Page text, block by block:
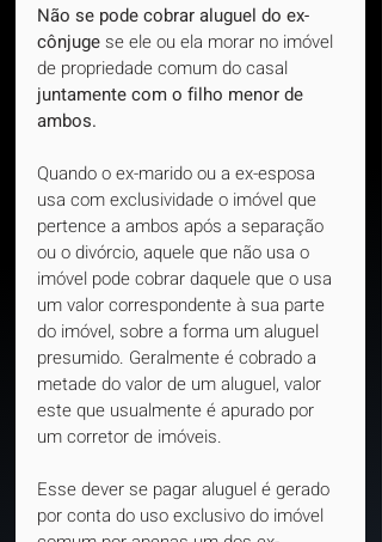
Não se pode cobrar aluguel do ex-
cônjuge se ele ou ela morar no imóvel
de propriedade comum do casal
juntamente com o filho menor de
ambos.
Quando o ex-marido ou a ex-esposa
usa com exclusividade o imóvel que
pertence a ambos após a separação
ou o divórcio, aquele que não usa o
imóvel pode cobrar daquele que o usa
um valor correspondente à sua parte
do imóvel, sobre a forma um aluguel
presumido. Geralmente é cobrado a
metade do valor de um aluguel, valor
este que usualmente é apurado por
um corretor de imóveis.
Esse dever se pagar aluguel é gerado
por conta do uso exclusivo do imóvel